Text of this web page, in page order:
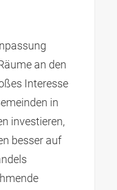
an den
Interesse
in
investieren,
besser auf